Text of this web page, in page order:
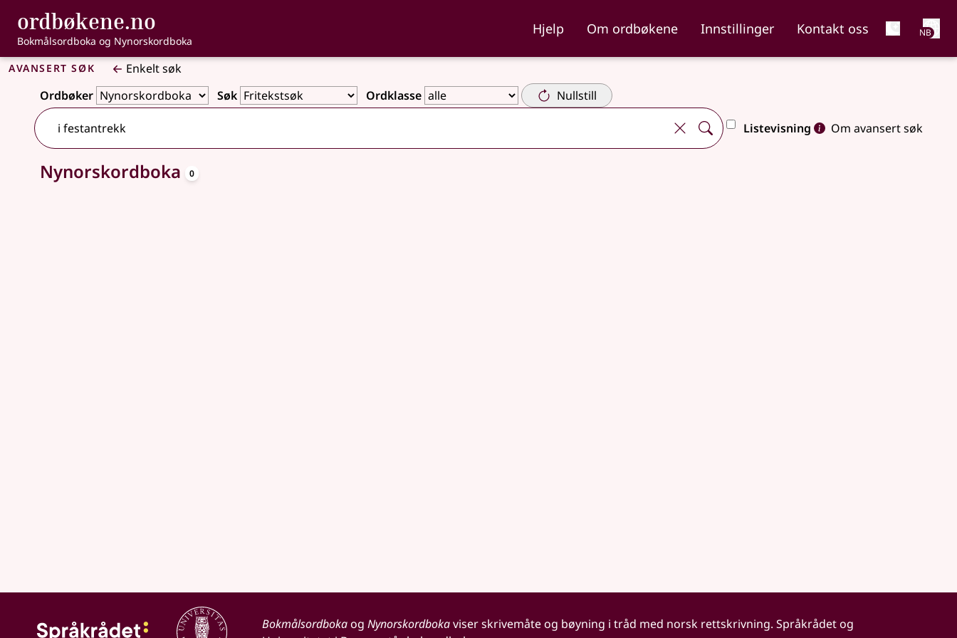
Gå til hovedinnhold
Tilgjengelighet
ordbøkene.no , Bokmålsordboka og Nynorskordboka
Bokmålsordboka og Nynorskordboka
Hjelp Om ordbøkene Innstillinger Kontakt oss NB
Avansert søk
Enkelt søk
Ordbøker
Søk Ordklasse Nullstill
Listevisning Om avansert søk
Ingen treff
Nynorskordboka 0
Bokmålsordbokaog Nynorskordbokaviser skrivemåte og bøyning i tråd med norsk rettskrivning. Språkrådet og